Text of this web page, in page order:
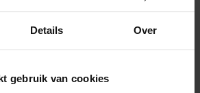
Details Over
gebruik van cookies